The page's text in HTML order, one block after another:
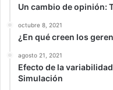
Un cambio de opinión:
octubre 8, 2021
¿En qué creen los
agosto 21, 2021
Efecto de la
Simulación